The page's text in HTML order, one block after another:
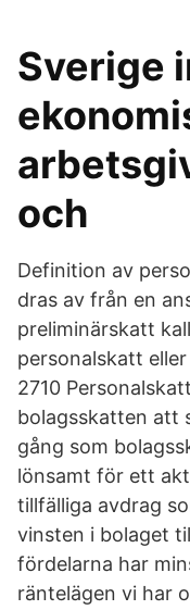
Sverige
och
Definition av
dras av från en
preliminärskatt
personalskatt
2710
bolagsskatten att
gång som
lönsamt för ett
tillfälliga avdrag
vinsten i bolaget
fördelarna har
räntelägen vi har